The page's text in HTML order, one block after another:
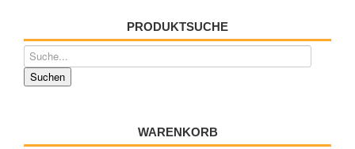
PRODUKTSUCHE
WARENKORB